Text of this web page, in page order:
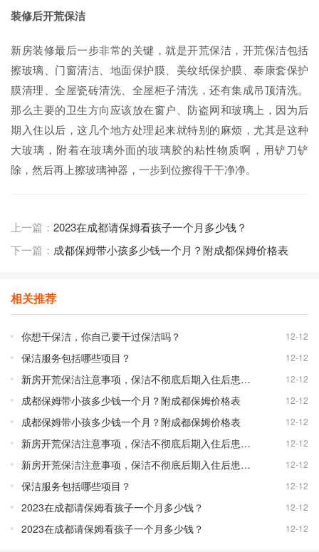
装修后开荒保洁
新房装修最后一步非常的关键，就是开荒保洁，开荒保洁包括
擦玻璃、门窗清洁、地面保护膜、美纹纸保护膜、泰康套保护
膜清理、全屋瓷砖清洗、全屋柜子清洗，还有集成吊顶清洗。
那么主要的卫生方向应该放在窗户、防盗网和玻璃上，因为后
期入住以后，这几个地方处理起来就特别的麻烦，尤其是这种
大玻璃，附着在玻璃外面的玻璃胶的粘性物质啊，用铲刀铲
除，然后再上擦玻璃神器，一步到位擦得干干净净。
上一篇： 2023在成都请保姆看孩子一个月多少钱？
下一篇： 成都保姆带小孩多少钱一个月？附成都保姆价格表
相关推荐
你想干保洁，你自己要干过保洁吗？ 12-12
保洁服务包括哪些项目？ 12-12
新房开荒保洁注意事项，保洁不彻底后期入住后患无穷！ 12-12
成都保姆带小孩多少钱一个月？附成都保姆价格表 12-12
成都保姆带小孩多少钱一个月？附成都保姆价格表 12-12
新房开荒保洁注意事项，保洁不彻底后期入住后患无穷！ 12-12
新房开荒保洁注意事项，保洁不彻底后期入住后患无穷！ 12-12
保洁服务包括哪些项目？ 12-12
2023在成都请保姆看孩子一个月多少钱？ 12-12
2023在成都请保姆看孩子一个月多少钱？ 12-12